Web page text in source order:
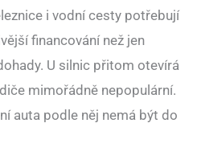
i vodní cesty potřebují
financování než jen
U silnic přitom otevírá
mimořádně nepopulární.
auta podle něj nemá být do